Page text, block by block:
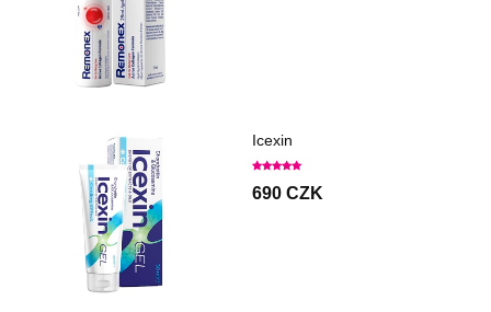
Icexin
690 CZK